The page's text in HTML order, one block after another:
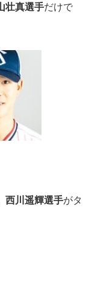
壮真選手だけで
西川遥輝選手がタ